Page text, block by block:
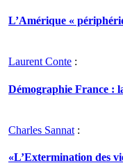
L’Amérique «
Laurent Conte :
Démographie France :
Charles Sannat :
«L’Extermination des